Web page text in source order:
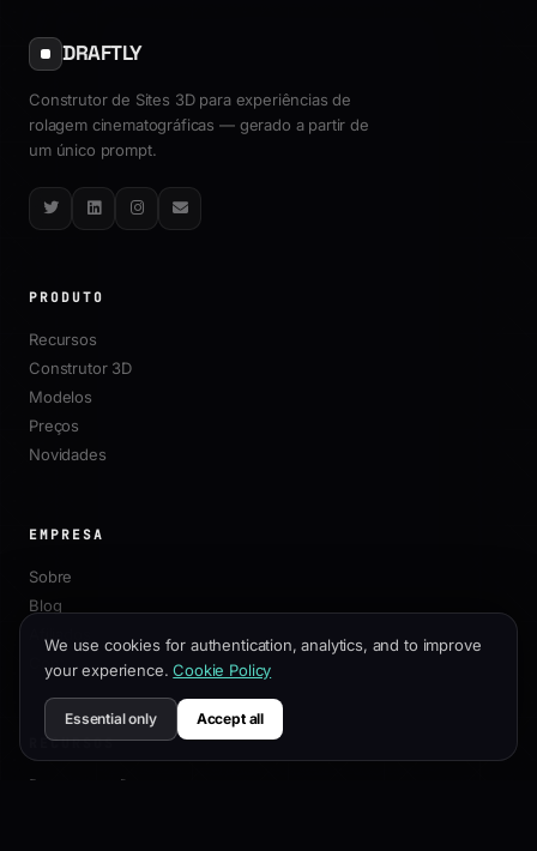
DRAFTLY
Construtor de Sites 3D para experiências de
rolagem cinematográficas — gerado a partir de
um único prompt.
TwitterLinkedInInstagram
Email
PRODUTO
Recursos
Construtor 3D
Modelos
Preços
Novidades
EMPRESA
Sobre
Blog
Contato
RECURSOS
Documentação
We use cookies for authentication, analytics, and to improve
your experience. Cookie Policy
Essential only Accept all